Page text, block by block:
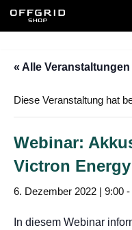
springen
« Alle Veranstaltungen
Diese Veranstaltung hat
Webinar:
Victron
6. Dezember 2022 | 9:00 -
In diesem Webinar